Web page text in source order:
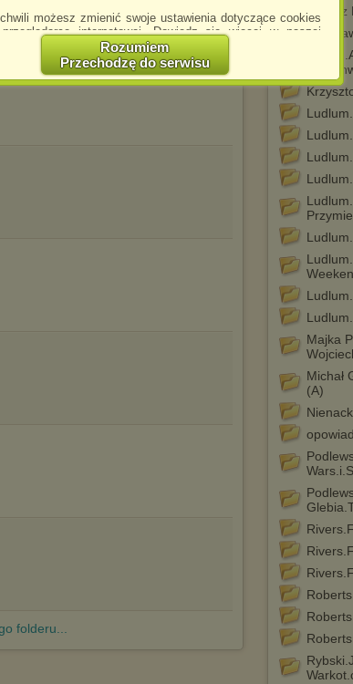
możesz zmienić swoje ustawienia dotyczące cookies
internetowej. Dowiedz się więcej w naszej
http://chomikuj.pl/PolitykaPrywatnosci.aspx
informujemy że zmiana ustawień przeglądarki może
ograniczenie korzystania ze strony Chomikuj.pl.
braku twojej zgody na akceptację cookies niestety
Zaufanych Partnerów
reklam do Twoich potrzeb, analiza skuteczności działań
sprzeciwu spowoduje, że wyświetlana Ci reklama nie
do Twoich preferencji, a będzie to reklama
zmiany ustawień przeglądarki internetowej w
przechowywanie plików cookies na
końcowym. Można również usunąć pliki cookies,
odpowiednich zmian w ustawieniach przeglądarki
na ten temat znajdziesz pod adresem
Rozumiem
Przechodzę do serwisu
Janusz
Majka
Michał
(A)
folderu...